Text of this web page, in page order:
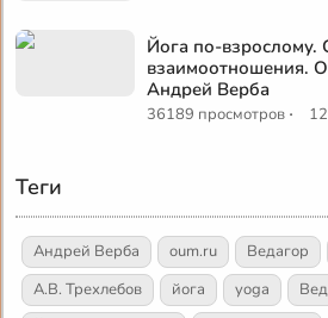
Йога по-взрослому.
взаимоотношения.
Андрей Верба
36189 просмотров ·
Теги
Андрей Верба oum.ru Ведагор
А.В. Трехлебов
йога yoga